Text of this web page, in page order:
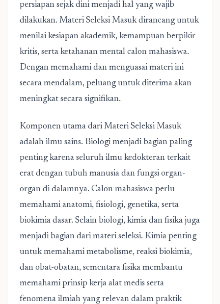
persiapan sejak dini menjadi hal yang wajib
dilakukan. Materi Seleksi Masuk dirancang untuk
menilai kesiapan akademik, kemampuan berpikir
kritis, serta ketahanan mental calon mahasiswa.
Dengan memahami dan menguasai materi ini
secara mendalam, peluang untuk diterima akan
meningkat secara signifikan.
Komponen utama dari Materi Seleksi Masuk
adalah ilmu sains. Biologi menjadi bagian paling
penting karena seluruh ilmu kedokteran terkait
erat dengan tubuh manusia dan fungsi organ-
organ di dalamnya. Calon mahasiswa perlu
memahami anatomi, fisiologi, genetika, serta
biokimia dasar. Selain biologi, kimia dan fisika juga
menjadi bagian dari materi seleksi. Kimia penting
untuk memahami metabolisme, reaksi biokimia,
dan obat-obatan, sementara fisika membantu
memahami prinsip kerja alat medis serta
fenomena ilmiah yang relevan dalam praktik